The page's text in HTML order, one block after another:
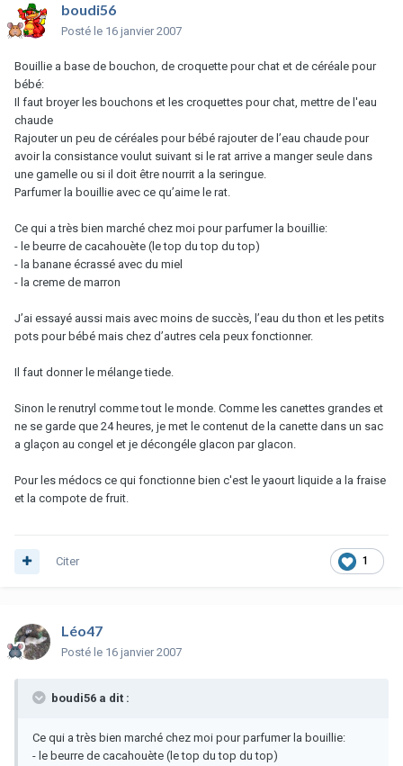
boudi56
Posté le 16 janvier 2007
Bouillie a base de bouchon, de croquette pour chat et de céréale pour
bébé:
Il faut broyer les bouchons et les croquettes pour chat, mettre de l'eau
chaude
Rajouter un peu de céréales pour bébé rajouter de l’eau chaude pour
avoir la consistance voulut suivant si le rat arrive a manger seule dans
une gamelle ou si il doit être nourrit a la seringue.
Parfumer la bouillie avec ce qu’aime le rat.
Ce qui a très bien marché chez moi pour parfumer la bouillie:
- le beurre de cacahouète (le top du top du top)
- la banane écrassé avec du miel
- la creme de marron
J’ai essayé aussi mais avec moins de succès, l’eau du thon et les petits
pots pour bébé mais chez d’autres cela peux fonctionner.
Il faut donner le mélange tiede.
Sinon le renutryl comme tout le monde. Comme les canettes grandes et
ne se garde que 24 heures, je met le contenut de la canette dans un sac
a glaçon au congel et je décongéle glacon par glacon.
Pour les médocs ce qui fonctionne bien c'est le yaourt liquide a la fraise
et la compote de fruit.
1
Citer
Léo47
Posté le 16 janvier 2007
boudi56 a dit :
Ce qui a très bien marché chez moi pour parfumer la bouillie:
- le beurre de cacahouète (le top du top du top)